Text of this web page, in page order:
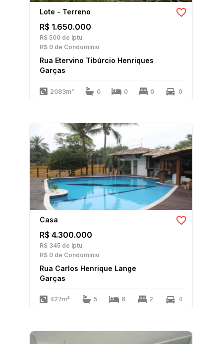
Lote - Terreno
R$ 1.650.000
R$ 500 de Iptu
R$ 0 de Condomínio
Rua Etervino Tibúrcio Henriques
Garças
2083m² 0 0 0 0
Casa
R$ 4.300.000
R$ 345 de Iptu
R$ 0 de Condomínio
Rua Carlos Henrique Lange
Garças
427m² 5 6 2 4